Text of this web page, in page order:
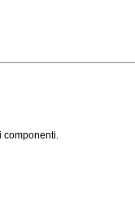
componenti.